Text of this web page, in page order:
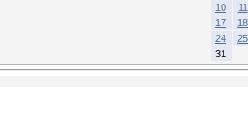
10
11
17
18
24
25
31